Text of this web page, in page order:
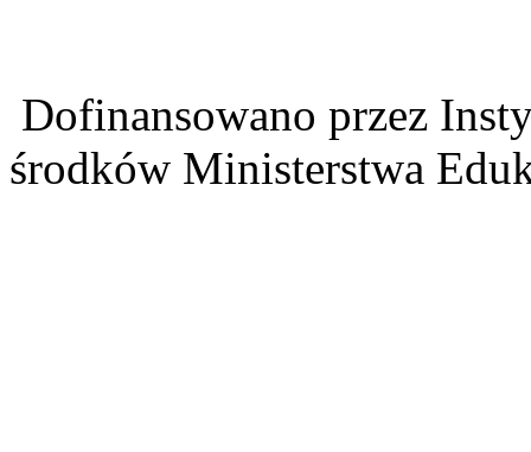
Dofinansowano przez
środków Ministerstwa